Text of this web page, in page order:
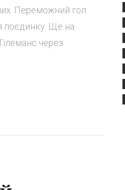
Переможний гол
поєдинку. Ще на
через